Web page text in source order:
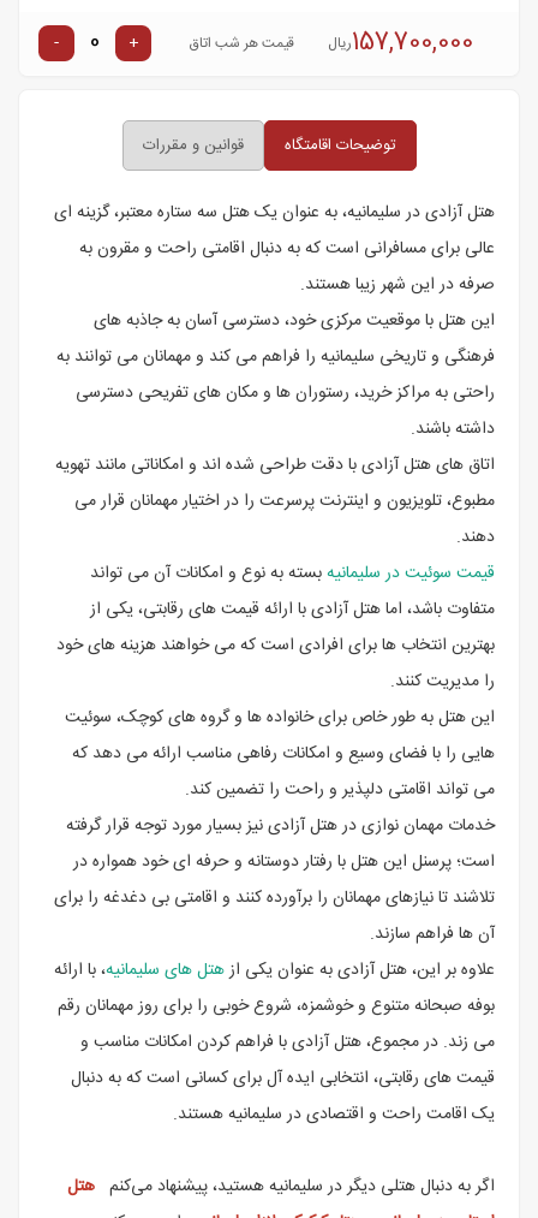
157,700,000ریال قیمت هر شب اتاق +
-
توضیحات اقامتگاه قوانین و مقررات
هتل آزادی در سلیمانیه، به عنوان یک هتل سه ستاره معتبر، گزینه ای
عالی برای مسافرانی است که به دنبال اقامتی راحت و مقرون به
صرفه در این شهر زیبا هستند.
این هتل با موقعیت مرکزی خود، دسترسی آسان به جاذبه های
فرهنگی و تاریخی سلیمانیه را فراهم می کند و مهمانان می توانند به
راحتی به مراکز خرید، رستوران ها و مکان های تفریحی دسترسی
داشته باشند.
اتاق های هتل آزادی با دقت طراحی شده اند و امکاناتی مانند تهویه
مطبوع، تلویزیون و اینترنت پرسرعت را در اختیار مهمانان قرار می
دهند.
قیمت سوئیت در سلیمانیهبسته به نوع و امکانات آن می تواند
متفاوت باشد، اما هتل آزادی با ارائه قیمت های رقابتی، یکی از
بهترین انتخاب ها برای افرادی است که می خواهند هزینه های خود
را مدیریت کنند.
این هتل به طور خاص برای خانواده ها و گروه های کوچک، سوئیت
هایی را با فضای وسیع و امکانات رفاهی مناسب ارائه می دهد که
می تواند اقامتی دلپذیر و راحت را تضمین کند.
خدمات مهمان نوازی در هتل آزادی نیز بسیار مورد توجه قرار گرفته
است؛ پرسنل این هتل با رفتار دوستانه و حرفه ای خود همواره در
تلاشند تا نیازهای مهمانان را برآورده کنند و اقامتی بی دغدغه را برای
آن ها فراهم سازند.
علاوه بر این، هتل آزادی به عنوان یکی ازهتل های سلیمانیه، با ارائه
بوفه صبحانه متنوع و خوشمزه، شروع خوبی را برای روز مهمانان رقم
می زند. در مجموع، هتل آزادی با فراهم کردن امکانات مناسب و
قیمت های رقابتی، انتخابی ایده آل برای کسانی است که به دنبال
یک اقامت راحت و اقتصادی در سلیمانیه هستند.
اگر به دنبال هتلی دیگر در سلیمانیه هستید، پیشنهاد می‌کنم هتل